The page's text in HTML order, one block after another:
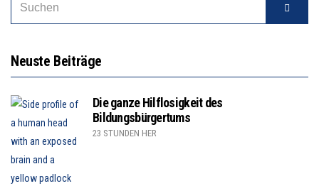
Neuste Beiträge
Die ganze Hilflosigkeit des
Bildungsbürgertums
23 STUNDEN HER